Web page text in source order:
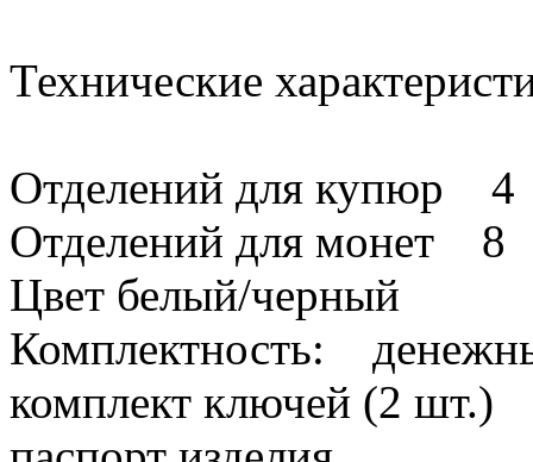
Технические
Отделений для купюр 4
Отделений для монет 8
Цвет белый/черный
Комплектность:
комплект ключей (2 шт.)